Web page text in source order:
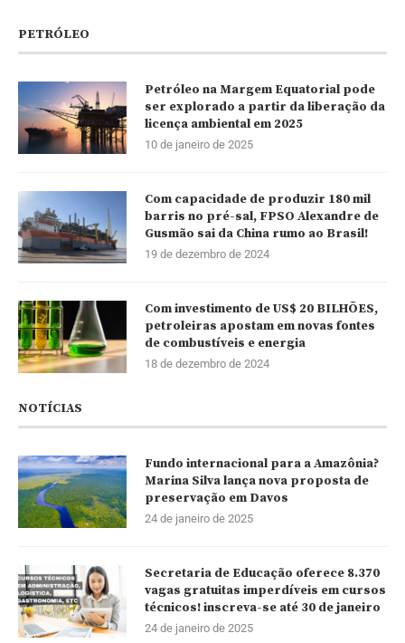
PETRÓLEO
Petróleo na Margem Equatorial pode
ser explorado a partir da liberação da
licença ambiental em 2025
10 de janeiro de 2025
Com capacidade de produzir 180 mil
barris no pré-sal, FPSO Alexandre de
Gusmão sai da China rumo ao Brasil!
19 de dezembro de 2024
Com investimento de US$ 20 BILHÕES,
petroleiras apostam em novas fontes
de combustíveis e energia
18 de dezembro de 2024
NOTÍCIAS
Fundo internacional para a Amazônia?
Marina Silva lança nova proposta de
preservação em Davos
24 de janeiro de 2025
Secretaria de Educação oferece 8.370
vagas gratuitas imperdíveis em cursos
técnicos! inscreva-se até 30 de janeiro
24 de janeiro de 2025